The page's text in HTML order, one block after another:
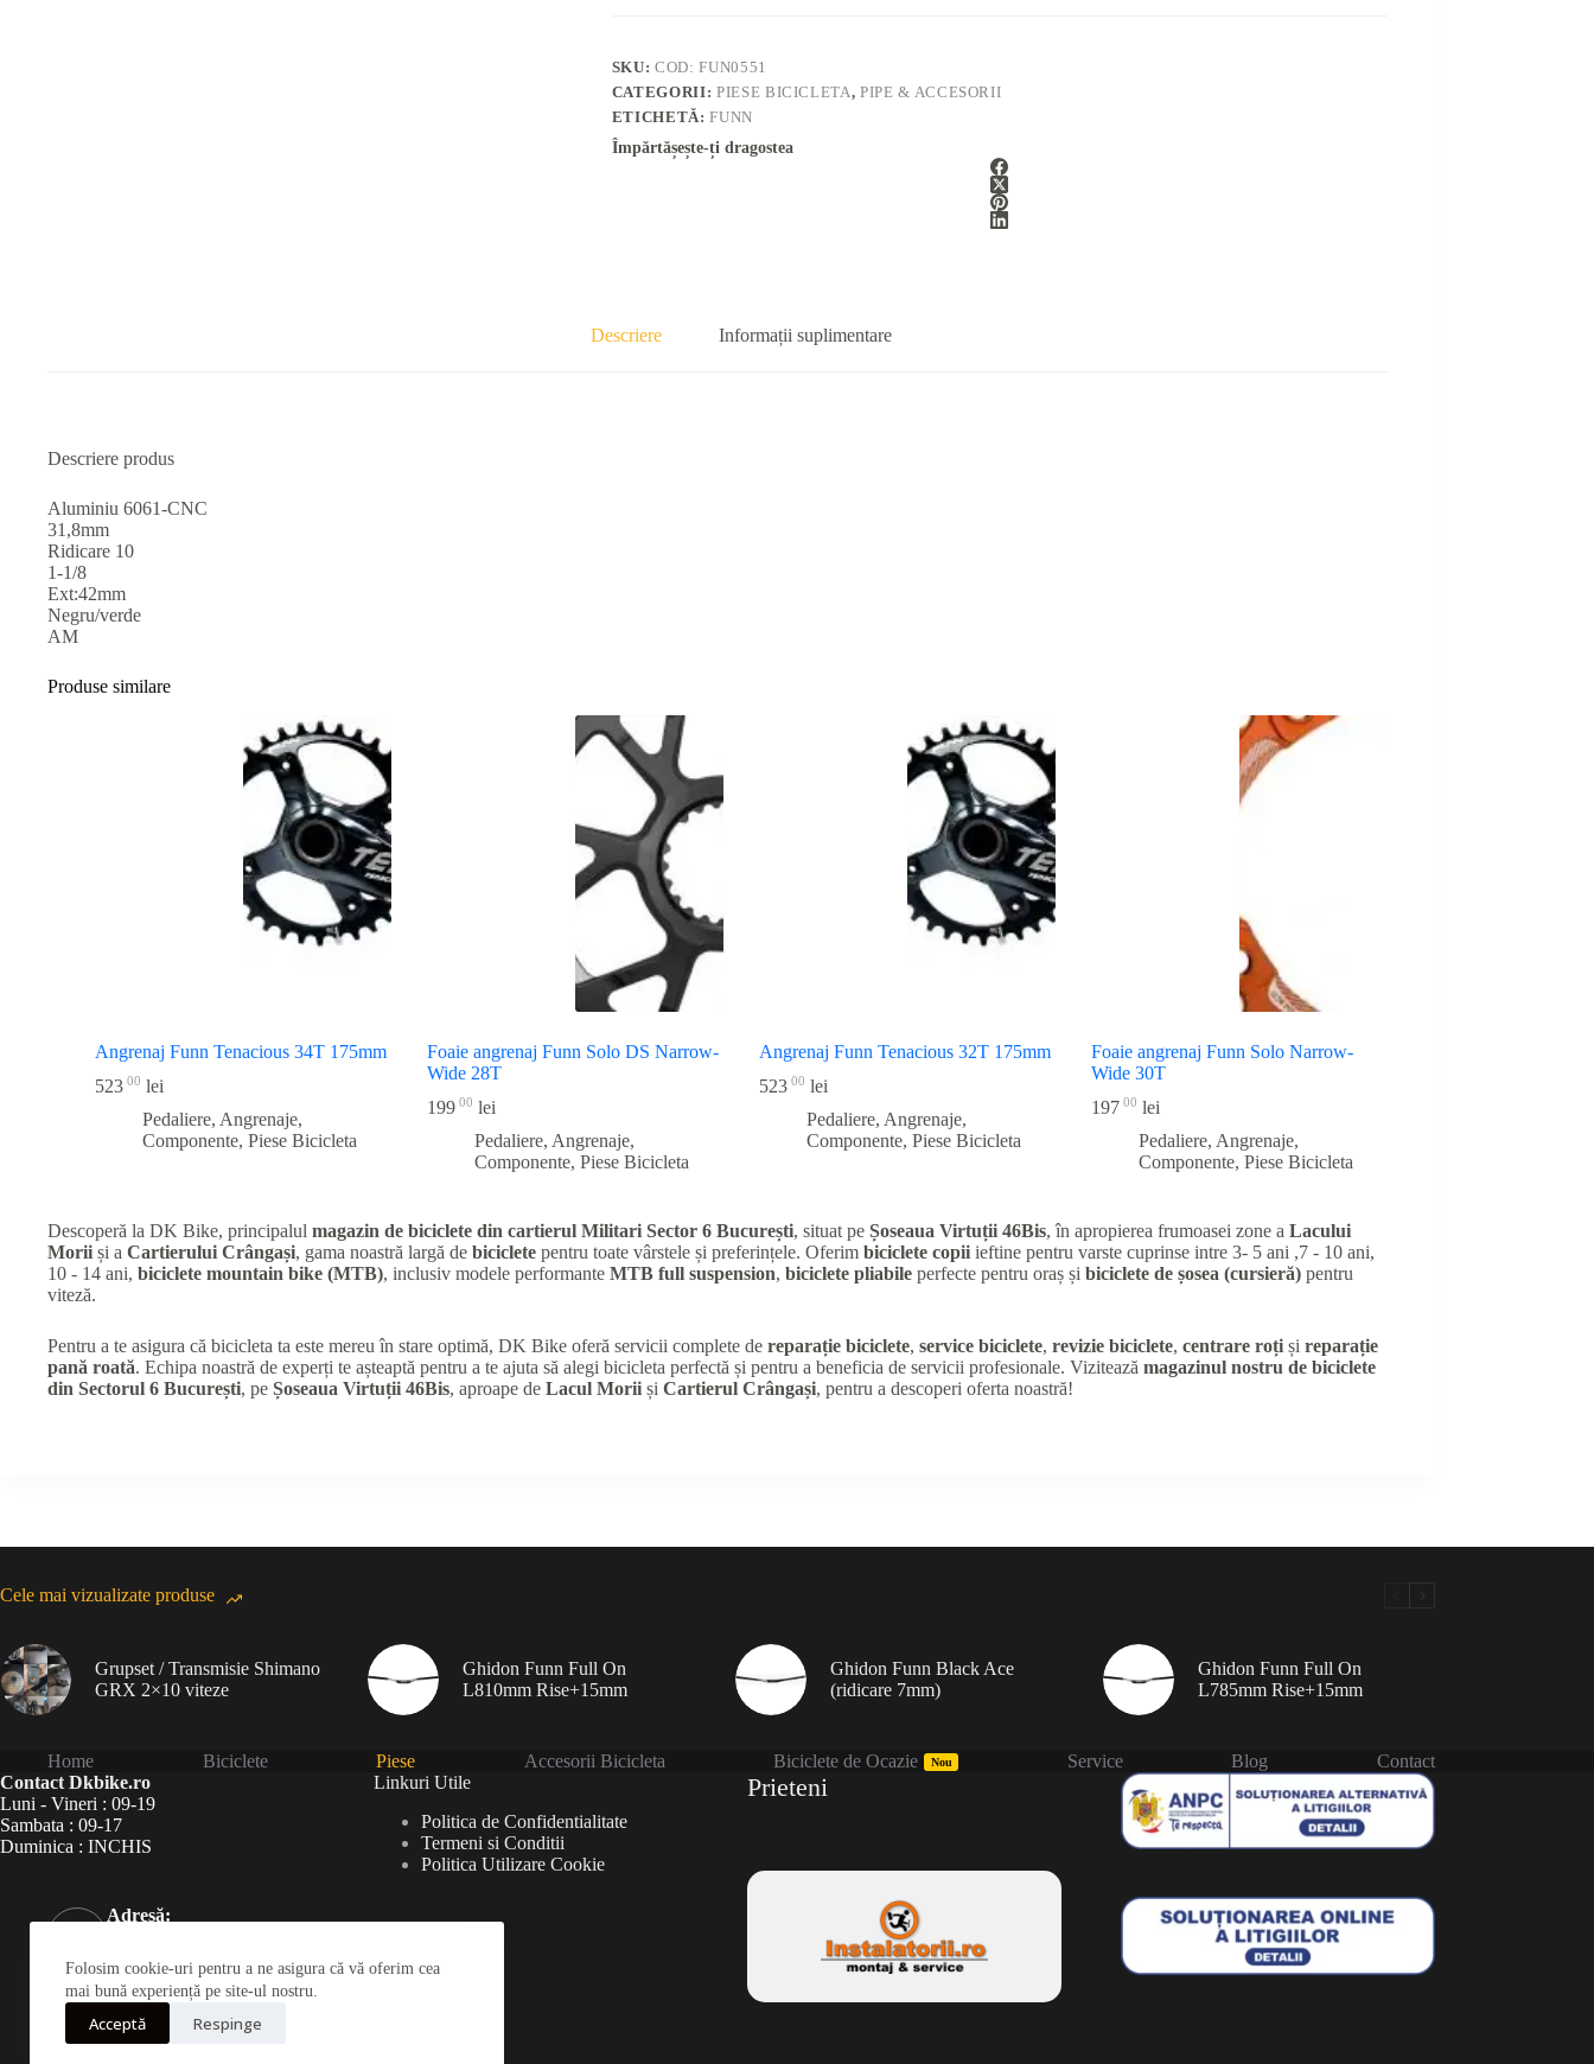
Folosim cookie-uri pentru a ne asigura că vă oferim cea
mai bună experiență pe site-ul nostru.
Acceptă Respinge
SKU:COD: FUN0551
CATEGORII: PIESE BICICLETA,PIPE & ACCESORII
ETICHETĂ:FUNN
Împărtășește-ți dragostea
Descriere Informații suplimentare
Descriere produs
Aluminiu 6061-CNC
31,8mm
Ridicare 10
1-1/8
Ext:42mm
Negru/verde
AM
Produse similare
Angrenaj Funn Tenacious 34T 175mm
523 00 lei
Pedaliere, Angrenaje,
Componente, Piese Bicicleta
Foaie angrenaj Funn Solo DS Narrow-
Wide 28T
19900 lei
Pedaliere, Angrenaje,
Componente, Piese Bicicleta
Angrenaj Funn Tenacious 32T 175mm
523 00 lei
Pedaliere, Angrenaje,
Componente, Piese Bicicleta
Foaie angrenaj Funn Solo Narrow-
Wide 30T
19700 lei
Pedaliere, Angrenaje,
Componente, Piese Bicicleta
Descoperă la DK Bike, principalul magazin de biciclete din cartierul Militari Sector 6 București, situat pe Șoseaua Virtuții 46Bis, în apropierea frumoasei zone a Lacului
Morii și a Cartierului Crângași, gama noastră largă de biciclete pentru toate vârstele și preferințele. Oferim biciclete copii ieftine pentru varste cuprinse intre 3- 5 ani ,7 - 10 ani,
10 - 14 ani, biciclete mountain bike (MTB), inclusiv modele performante MTB full suspension, biciclete pliabile perfecte pentru oraș și biciclete de șosea (cursieră) pentru
viteză.
Pentru a te asigura că bicicleta ta este mereu în stare optimă, DK Bike oferă servicii complete de reparație biciclete, service biciclete, revizie biciclete, centrare roți și reparație
pană roată. Echipa noastră de experți te așteaptă pentru a te ajuta să alegi bicicleta perfectă și pentru a beneficia de servicii profesionale. Vizitează magazinul nostru de biciclete
din Sectorul 6 București, pe Șoseaua Virtuții 46Bis, aproape de Lacul Morii și Cartierul Crângași, pentru a descoperi oferta noastră!
Cele mai vizualizate produse
Grupset / Transmisie Shimano
GRX 2×10 viteze
Ghidon Funn Full On
L810mm Rise+15mm
Ghidon Funn Black Ace
(ridicare 7mm)
Ghidon Funn Full On
L785mm Rise+15mm
Home Biciclete Piese Accesorii Bicicleta Biciclete de Ocazie Nou Service Blog
Contact
Contact Dkbike.ro
Luni - Vineri : 09-19
Sambata : 09-17
Duminica : INCHIS
Adresă:
București 060787
Telefon:
031 826 0120
Mobil:
Linkuri Utile
Politica de Confidentialitate
Termeni si Conditii
Politica Utilizare Cookie
Prieteni